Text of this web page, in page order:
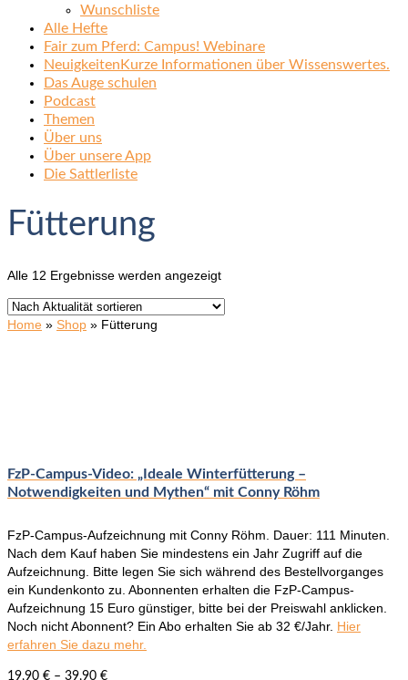
Wunschliste
Alle Hefte
Fair zum Pferd: Campus! Webinare
Neuigkeiten Kurze Informationen über Wissenswertes.
Das Auge schulen
Podcast
Themen
Über uns
Über unsere App
Die Sattlerliste
Fütterung
Alle 12 Ergebnisse werden angezeigtNach
sortiert
Home » Shop » Fütterung
FzP-Campus-Video: „Ideale Winterfütterung –
Notwendigkeiten und Mythen“ mit Conny Röhm
FzP-Campus-Aufzeichnung mit Conny Röhm. Dauer: 111 Minuten.
Nach dem Kauf haben Sie mindestens ein Jahr Zugriff auf die
Aufzeichnung. Bitte legen Sie sich während des Bestellvorganges
ein Kundenkonto zu. Abonnenten erhalten die FzP-Campus-
Aufzeichnung 15 Euro günstiger, bitte bei der Preiswahl anklicken.
Noch nicht Abonnent? Ein Abo erhalten Sie ab 32 €/Jahr. Hier
erfahren Sie dazu mehr.
19,90 € – 39,90 €